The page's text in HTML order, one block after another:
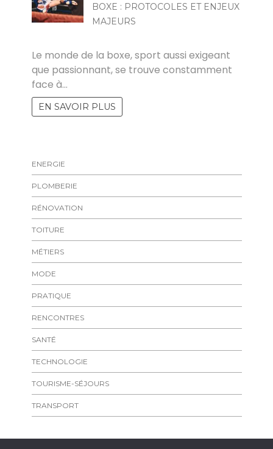
BOXE : PROTOCOLES ET ENJEUX
MAJEURS
Le monde de la boxe, sport aussi exigeant
que passionnant, se trouve constamment
face à…
EN SAVOIR PLUS
ENERGIE
PLOMBERIE
RÉNOVATION
TOITURE
MÉTIERS
MODE
PRATIQUE
RENCONTRES
SANTÉ
TECHNOLOGIE
TOURISME-SÉJOURS
TRANSPORT